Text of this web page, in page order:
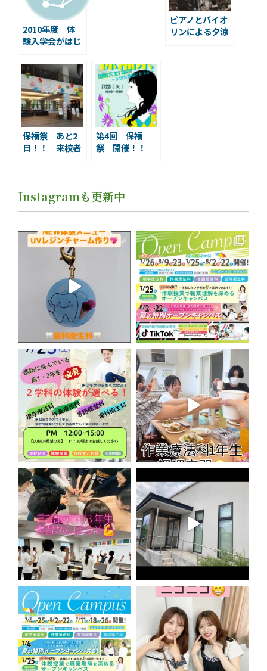
2010年度 体
験入学会がはじ
ピアノとバイオ
リンによる夕涼
保福祭 あと2
日！！ 来校者
第4回 保福
祭 開催！！
Instagramも更新中